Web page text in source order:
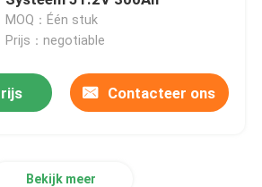
lithiumtractor
MOQ：Één stuk
Prijs：negotiable
Contacteer ons
Bekijk meer